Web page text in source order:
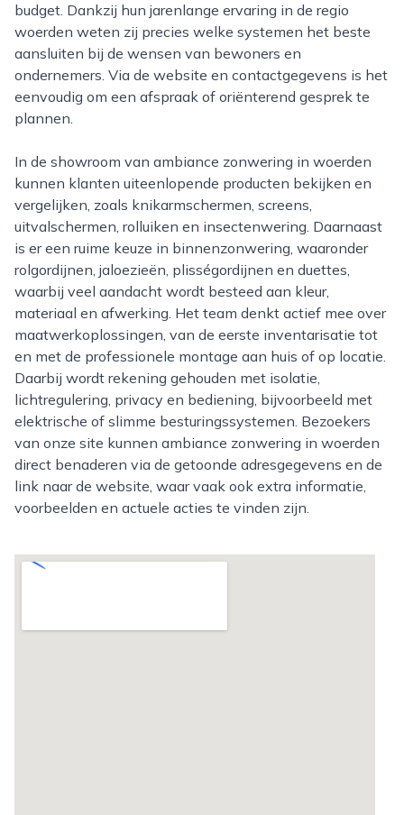
budget. Dankzij hun jarenlange ervaring in de regio
woerden weten zij precies welke systemen het beste
aansluiten bij de wensen van bewoners en
ondernemers. Via de website en contactgegevens is het
eenvoudig om een afspraak of oriënterend gesprek te
plannen.
In de showroom van ambiance zonwering in woerden
kunnen klanten uiteenlopende producten bekijken en
vergelijken, zoals knikarmschermen, screens,
uitvalschermen, rolluiken en insectenwering. Daarnaast
is er een ruime keuze in binnenzonwering, waaronder
rolgordijnen, jaloezieën, plisségordijnen en duettes,
waarbij veel aandacht wordt besteed aan kleur,
materiaal en afwerking. Het team denkt actief mee over
maatwerkoplossingen, van de eerste inventarisatie tot
en met de professionele montage aan huis of op locatie.
Daarbij wordt rekening gehouden met isolatie,
lichtregulering, privacy en bediening, bijvoorbeeld met
elektrische of slimme besturingssystemen. Bezoekers
van onze site kunnen ambiance zonwering in woerden
direct benaderen via de getoonde adresgegevens en de
link naar de website, waar vaak ook extra informatie,
voorbeelden en actuele acties te vinden zijn.